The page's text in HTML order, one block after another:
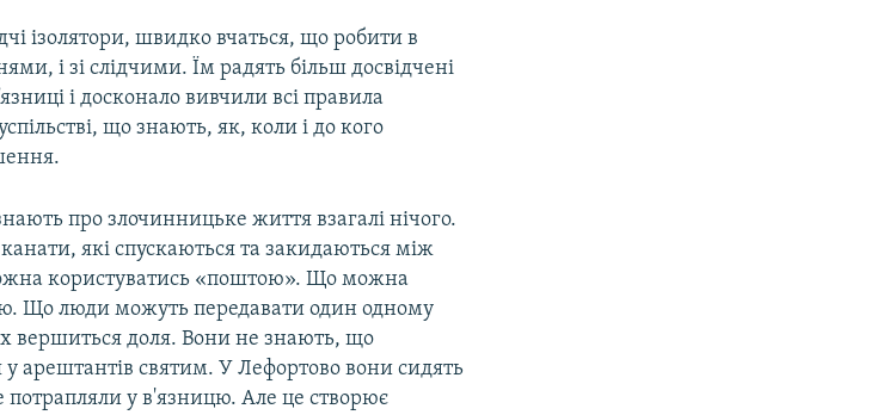
ізолятори, швидко вчаться, що робити в
і зі слідчими. Їм радять більш досвідчені
і досконало вивчили всі правила
що знають, як, коли і до кого
про злочинницьке життя взагалі нічого.
які спускаються та закидаються між
користуватись «поштою». Що можна
Що люди можуть передавати один одному
вершиться доля. Вони не знають, що
арештантів святим. У Лефортово вони сидять
потрапляли у в'язницю. Але це створює